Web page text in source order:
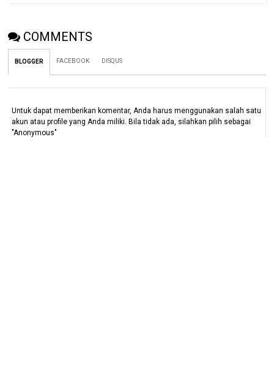
COMMENTS
BLOGGER FACEBOOK DISQUS
Untuk dapat memberikan komentar, Anda harus menggunakan salah satu
akun atau profile yang Anda miliki. Bila tidak ada, silahkan pilih sebagai
"Anonymous"